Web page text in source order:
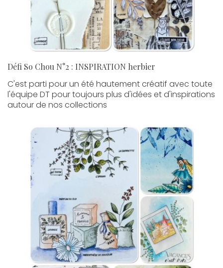
Défi So Chou N°2 : INSPIRATION herbier
C'est parti pour un été hautement créatif avec toute
l'équipe DT pour toujours plus d'idées et d'inspirations
autour de nos collections